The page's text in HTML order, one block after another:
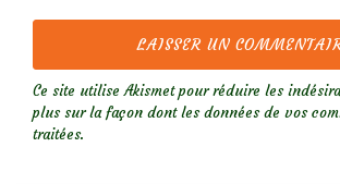
Ce site utilise Akismet pour réduire les
plus sur la façon dont les données de vos
traitées.